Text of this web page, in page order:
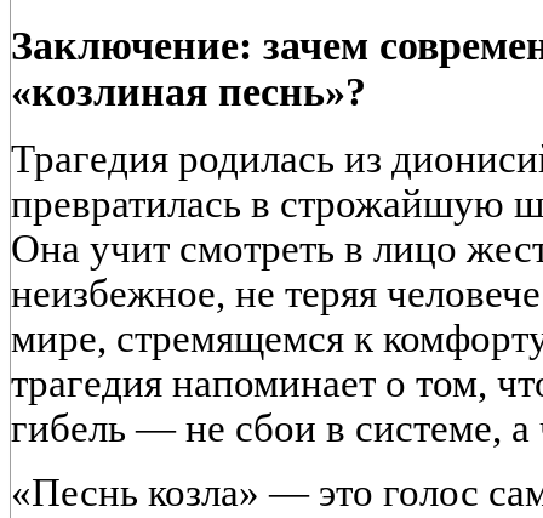
Заключение: зачем
«козлиная песнь»?
Трагедия родилась из
превратилась в строжайшую
Она учит смотреть в лицо
неизбежное, не теряя
мире, стремящемся к
трагедия напоминает о том,
гибель — не сбои в системе, а
«Песнь козла» — это голос